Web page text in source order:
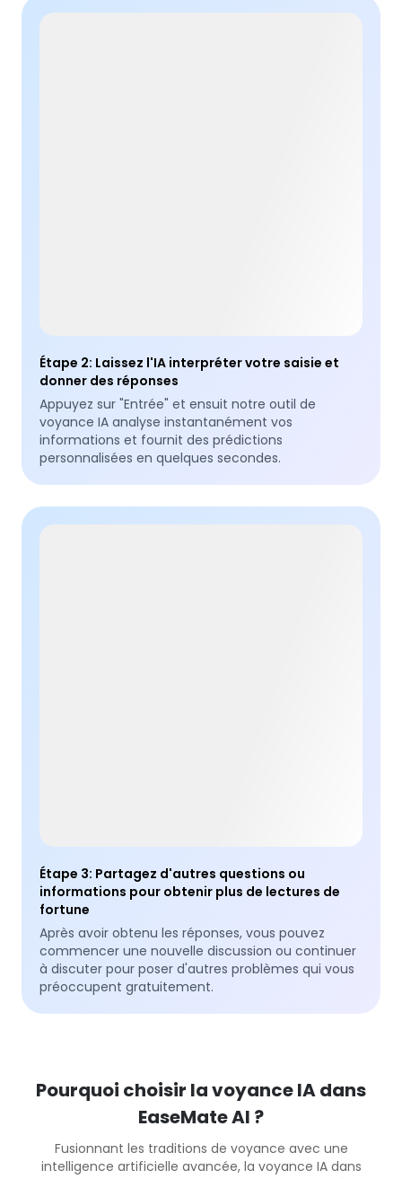
Étape 2: Laissez l'IA interpréter votre saisie et
donner des réponses
Appuyez sur "Entrée" et ensuit notre outil de
voyance IA analyse instantanément vos
informations et fournit des prédictions
personnalisées en quelques secondes.
Étape 3: Partagez d'autres questions ou
informations pour obtenir plus de lectures de
fortune
Après avoir obtenu les réponses, vous pouvez
commencer une nouvelle discussion ou continuer
à discuter pour poser d'autres problèmes qui vous
préoccupent gratuitement.
Pourquoi choisir la voyance IA dans
EaseMate AI ?
Fusionnant les traditions de voyance avec une
intelligence artificielle avancée, la voyance IA dans